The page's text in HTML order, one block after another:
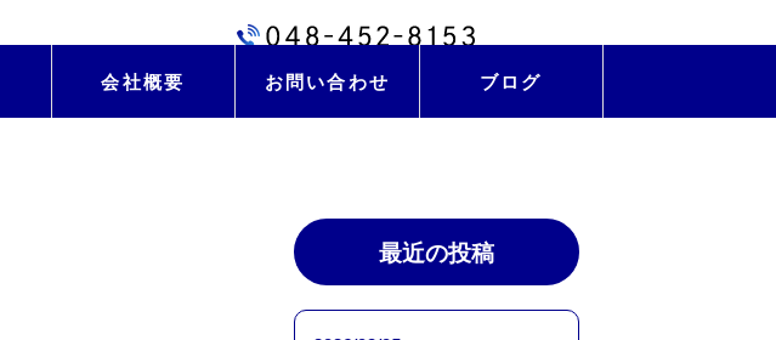
会社概要 お問い合わせ ブログ
最近の投稿